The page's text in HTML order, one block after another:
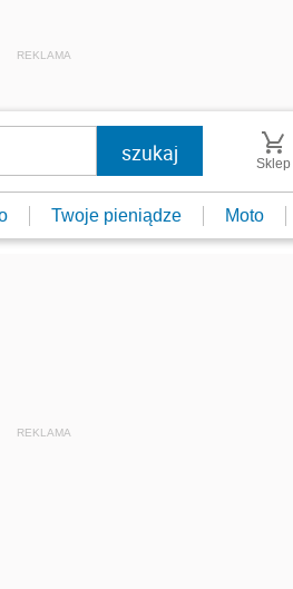
REKLAMA
Sklep
Twoje pieniądze Moto